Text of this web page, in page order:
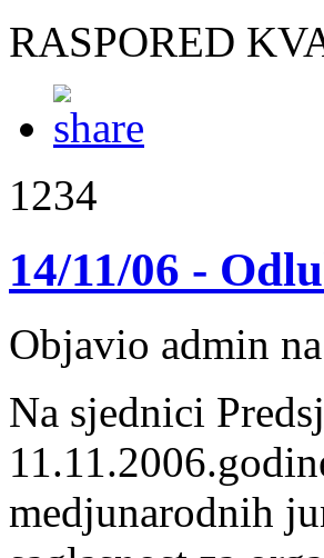
RASPORED
1234
14/11/06 -
Objavio admin
Na sjednici
medjunarodnih